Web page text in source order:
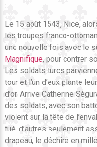
:
Le 15 août 1543, Nice,
les troupes franco-
une nouvelle fois avec le
Magnifique, pour contrer
Les soldats turcs
tour et l’un d’eux plante
d’or. Arrive Catherine
des soldats, avec son
violent sur la tête de
tué, d’autres seulement
drapeau, le déchire en